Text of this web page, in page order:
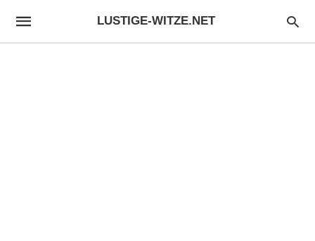
LUSTIGE-WITZE.NET